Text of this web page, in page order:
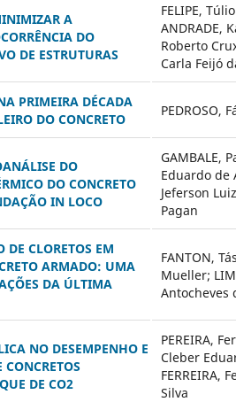
A
DO
DE ESTRUTURAS
FELIPE,
ANDRADE,
Roberto
Carla Feijó
PRIMEIRA DÉCADA
DO CONCRETO
PEDROSO,
DO
DO CONCRETO
IN LOCO
GAMBALE,
Eduardo de
Jeferson
Pagan
DE CLORETOS EM
ARMADO: UMA
DA ÚLTIMA
FANTON,
Mueller;
Antocheves
NO DESEMPENHO E
DE CO2
PEREIRA,
Cleber
FERREIRA,
Silva